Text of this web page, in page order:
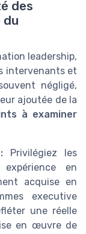
des
du
leadership,
intervenants et
négligé,
ajoutée de la
à examiner
Privilégiez les
en
acquise en
executive
une réelle
en œuvre de